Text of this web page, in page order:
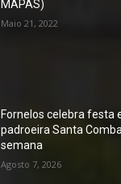
MAPAS)
Maio 21, 2022
Fornelos celebra festa
padroeira Santa
semana
Agosto 7, 2026